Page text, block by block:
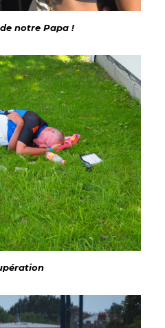
notre Papa !